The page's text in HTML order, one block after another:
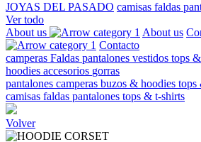
JOYAS DEL PASADO camisas faldas
Ver todo
About us
About us
Contacto
camperas Faldas pantalones vestidos tops
hoodies accesorios gorras
pantalones camperas buzos & hoodies tops
camisas faldas pantalones tops & t-shirts
Volver